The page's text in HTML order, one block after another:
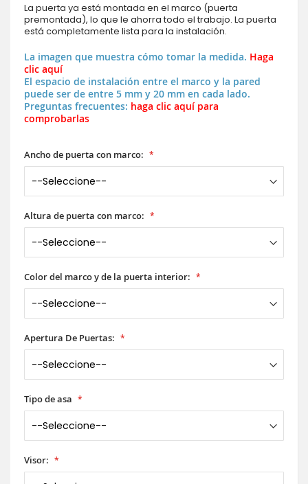
La puerta ya está montada en el marco (puerta
premontada), lo que le ahorra todo el trabajo. La puerta
está completamente lista para la instalación.
La imagen que muestra cómo tomar la medida. Haga
clic aquí
El espacio de instalación entre el marco y la pared
puede ser de entre 5 mm y 20 mm en cada lado.
Preguntas frecuentes: haga clic aquí para
comprobarlas
Ancho de puerta con marco:
Altura de puerta con marco:
Color del marco y de la puerta interior:
Apertura De Puertas:
Tipo de asa
Visor: